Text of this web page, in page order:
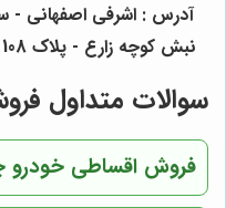
آدرس : اشرفی اصفهانی -
نبش کوچه زارع - پلاک 108 - نمایشگاه و شرکت دنیای خودرو
سوالات متداول
فروش اقساطی خودرو